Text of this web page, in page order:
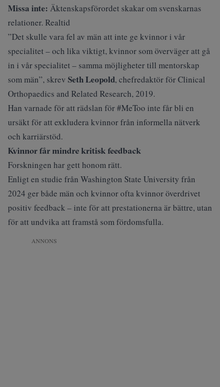
Missa inte: Äktenskapsförordet skakar om svenskarnas
relationer. Realtid
”Det skulle vara fel av män att inte ge kvinnor i vår
specialitet – och lika viktigt, kvinnor som överväger att gå
in i vår specialitet – samma möjligheter till mentorskap
som män”, skrev Seth Leopold, chefredaktör förClinical
Orthopaedics and Related Research, 2019.
Han varnade för att rädslan för #MeToo inte får bli en
ursäkt för att exkludera kvinnor från informella nätverk
och karriärstöd.
Kvinnor får mindre kritisk feedback
Forskningen har gett honom rätt.
Enligt en studie från Washington State University från
2024 ger både män och kvinnor ofta kvinnor överdrivet
positiv feedback – inte för att prestationerna är bättre, utan
för att undvika att framstå som fördomsfulla.
ANNONS